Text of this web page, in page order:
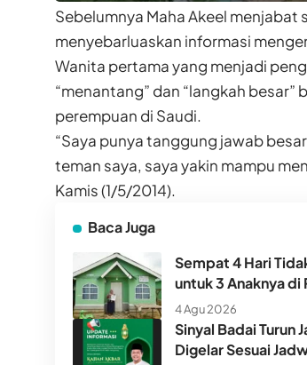
Sebelumnya Maha Akeel menjabat
menyebarluaskan informasi
Wanita pertama yang menjadi
“menantang” dan “langkah
perempuan di Saudi.
“Saya punya tanggung jawab
teman saya, saya yakin mampu
Kamis (1/5/2014).
Baca Juga
Sempat 4 Hari
untuk 3 Anaknya di
4 Agu 2026
Sinyal Badai Turun
Digelar Sesuai